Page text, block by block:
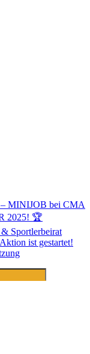
MINIJOB bei CMA
2025! 🏆
Sportlerbeirat
ist gestartet!